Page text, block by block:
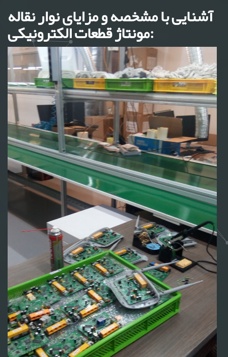
آشنایی با مشخصه و مزایای نوار نقاله
مونتاژ قطعات الکترونیکی: